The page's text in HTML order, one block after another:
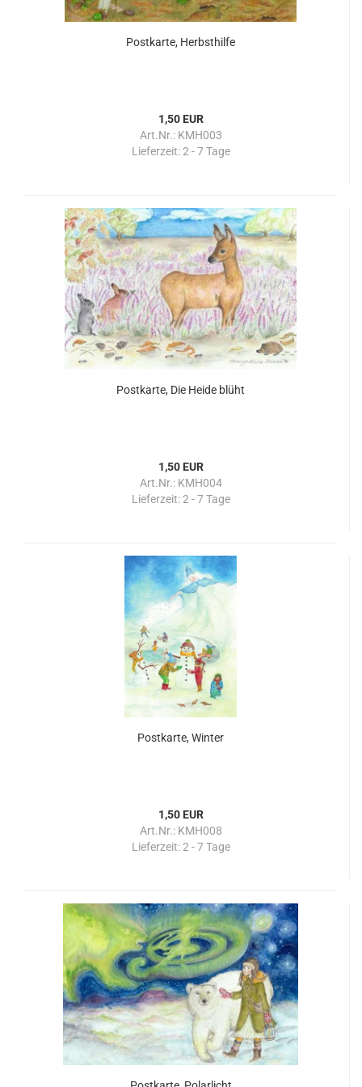
Postkarte, Herbsthilfe
1,50 EUR
Art.Nr.: KMH003
Lieferzeit:2 - 7 Tage
Postkarte, Die Heide blüht
1,50 EUR
Art.Nr.: KMH004
Lieferzeit:2 - 7 Tage
Postkarte, Winter
1,50 EUR
Art.Nr.: KMH008
Lieferzeit:2 - 7 Tage